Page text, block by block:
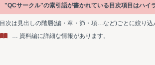
"QCサークル"の索引語が書かれている目次項目はハイ
目次は見出しの階層(編・章・節・項…など)ごとに絞り込
… 資料編に詳細な情報があります。